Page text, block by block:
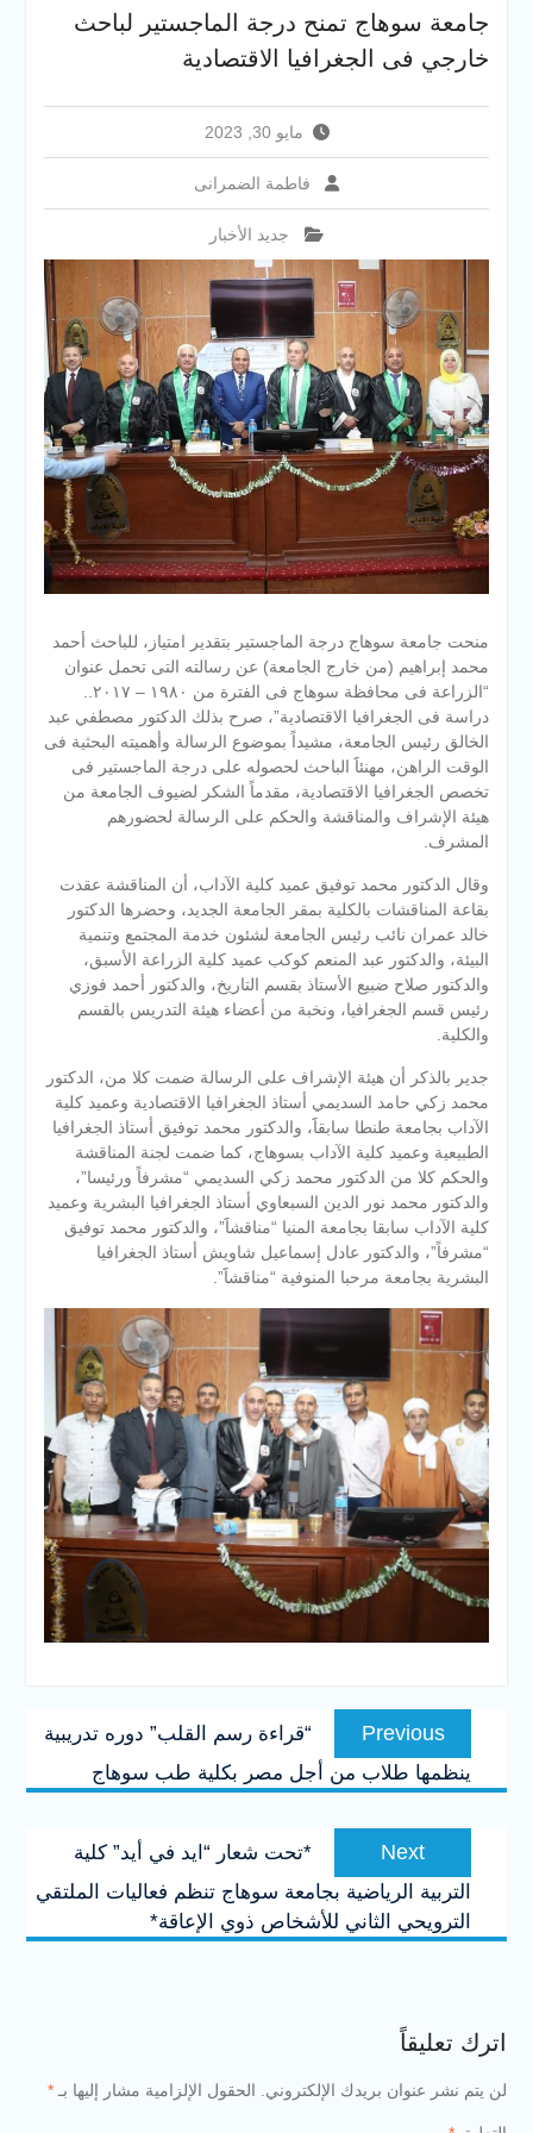
والخدمية بجامعة سوهاج
الجديدة
جامعة سوهاج تفتح أبوابها
الإلكتروني للقبول بالجامعات
2026
جامعة سوهاج تمنح درجة الماجستير لباحث
خارجي فى الجغرافيا الاقتصادية
مايو 30, 2023
فاطمة الضمرانى
جديد الأخبار
منحت جامعة سوهاج درجة الماجستير بتقدير امتياز، للباحث أحمد
محمد إبراهيم (من خارج الجامعة) عن رسالته التى تحمل عنوان
“الزراعة فى محافظة سوهاج فى الفترة من ١٩٨٠ – ٢٠١٧..
دراسة فى الجغرافيا الاقتصادية”، صرح بذلك الدكتور مصطفي عبد
الخالق رئيس الجامعة، مشيداً بموضوع الرسالة وأهميته البحثية فى
الوقت الراهن، مهنئاََ الباحث لحصوله على درجة الماجستير فى
تخصص الجغرافيا الاقتصادية، مقدماً الشكر لضيوف الجامعة من
هيئة الإشراف والمناقشة والحكم على الرسالة لحضورهم
المشرف.
وقال الدكتور محمد توفيق عميد كلية الآداب، أن المناقشة عقدت
بقاعة المناقشات بالكلية بمقر الجامعة الجديد، وحضرها الدكتور
خالد عمران نائب رئيس الجامعة لشئون خدمة المجتمع وتنمية
البيئة، والدكتور عبد المنعم كوكب عميد كلية الزراعة الأسبق،
والدكتور صلاح ضبيع الأستاذ بقسم التاريخ، والدكتور أحمد فوزي
رئيس قسم الجغرافيا، ونخبة من أعضاء هيئة التدريس بالقسم
والكلية.
جدير بالذكر أن هيئة الإشراف على الرسالة ضمت كلا من، الدكتور
محمد زكي حامد السديمي أستاذ الجغرافيا الاقتصادية وعميد كلية
الآداب بجامعة طنطا سابقاََ، والدكتور محمد توفيق أستاذ الجغرافيا
الطبيعية وعميد كلية الآداب بسوهاج، كما ضمت لجنة المناقشة
والحكم كلا من الدكتور محمد زكي السديمي “مشرفاً ورئيسا”،
والدكتور محمد نور الدين السبعاوي أستاذ الجغرافيا البشرية وعميد
كلية الآداب سابقا بجامعة المنيا “مناقشاََ”، والدكتور محمد توفيق
“مشرفاً”، والدكتور عادل إسماعيل شاويش أستاذ الجغرافيا
البشرية بجامعة مرحبا المنوفية “مناقشاََ”.
تصفّح
المقالاتPrevious
Previous
post:
“قراءة رسم القلب” دوره تدريبية
ينظمها طلاب من أجل مصر بكلية طب سوهاج
Next
post:
*تحت شعار “ايد في أيد” كلية
التربية الرياضية بجامعة سوهاج تنظم فعاليات الملتقي
الترويحي الثاني للأشخاص ذوي الإعاقة*
اترك تعليقاً
لن يتم نشر عنوان بريدك الإلكتروني. الحقول الإلزامية مشار إليها بـ *